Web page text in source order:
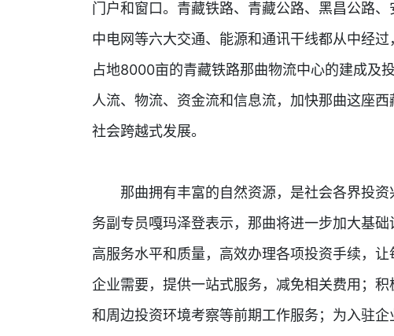
门户和窗口。青藏铁路、青藏公路、黑昌公路
中电网等六大交通、能源和通讯干线都从中经
占地8000亩的青藏铁路那曲物流中心的建成及
人流、物流、资金流和信息流，加快那曲这座
社会跨越式发展。
那曲拥有丰富的自然资源，是社会各界投资
务副专员嘎玛泽登表示，那曲将进一步加大基
高服务水平和质量，高效办理各项投资手续，
企业需要，提供一站式服务，减免相关费用；
和周边投资环境考察等前期工作服务；为入驻